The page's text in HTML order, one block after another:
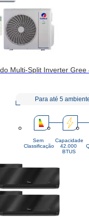
Multi-Split Inverter
Para até 5
Sem
Classificação
Capacidade
42.000
BTUS